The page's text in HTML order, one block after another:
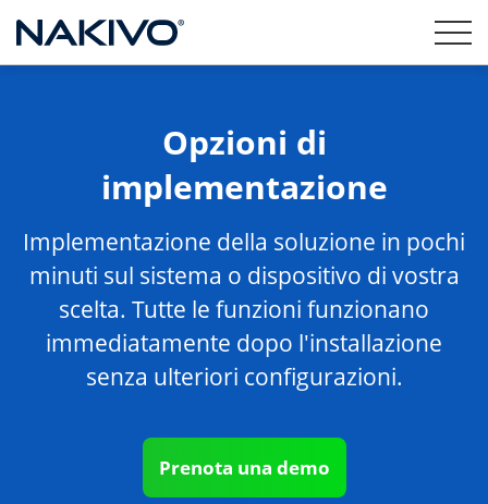
Opzioni di
implementazione
Implementazione della soluzione in pochi
minuti sul sistema o dispositivo di vostra
scelta. Tutte le funzioni funzionano
immediatamente dopo l'installazione
senza ulteriori configurazioni.
Prenota una demo